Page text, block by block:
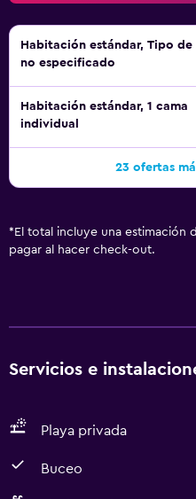
Habitación estándar, Tipo de
no especificado
Habitación estándar, 1 cama
individual
23 ofertas
* El total incluye una estimación
pagar al hacer check-out.
Servicios e
Playa privada
Buceo